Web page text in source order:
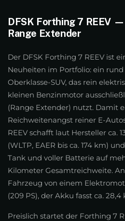
DFSK Forthing 7 REEV
Range Extender
Der DFSK Forthing 7 REEV ist
Neuheiten im Portfolio: ein
Oberklasse-SUV, das rein
kleinen Benzinmotor
(Range Extender) nutzt. Damit
Reichweitenangst reiner E-
REEV schafft laut Hersteller ca.
(WLTP, EAER bis ca. 174 km)
Tank und voller Batterie auf
Kilometer Gesamtreichweite.
Fahrzeug von einem
(209 PS), der Akku fasst ca. 28,4
Preislich startet der Forthing 7